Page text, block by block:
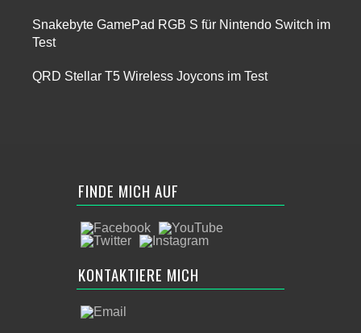
Snakebyte GamePad RGB S für Nintendo Switch im
Test
QRD Stellar T5 Wireless Joycons im Test
FINDE MICH AUF
KONTAKTIERE MICH